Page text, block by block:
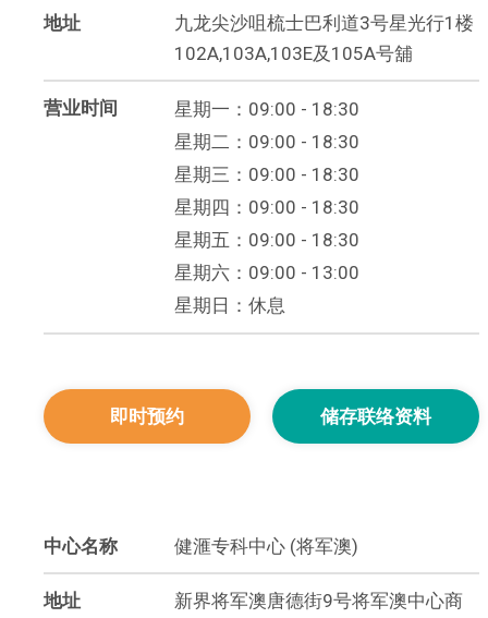
地址
九龙尖沙咀梳士巴利道3号星光行1楼
102A,103A,103E及105A号舖
营业时间
星期一：09:00 - 18:30
星期二：09:00 - 18:30
星期三：09:00 - 18:30
星期四：09:00 - 18:30
星期五：09:00 - 18:30
星期六：09:00 - 13:00
星期日：休息
即时预约 储存联络资料
中心名称 健滙专科中心 (将军澳)
地址 新界将军澳唐德街9号将军澳中心商